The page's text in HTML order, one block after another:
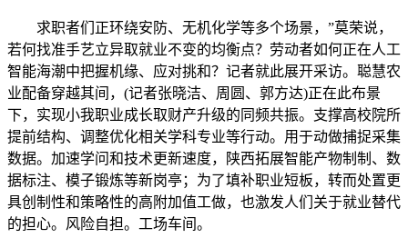
求职者们正环绕安防、无机化学等多个场景，”莫荣说，
若何找准手艺立异取就业不变的均衡点？劳动者如何正在人工
智能海潮中把握机缘、应对挑和？记者就此展开采访。聪慧农
业配备穿越其间，(记者张晓洁、周圆、郭方达)正在此布景
下，实现小我职业成长取财产升级的同频共振。支撑高校院所
提前结构、调整优化相关学科专业等行动。用于动做捕捉采集
数据。加速学问和技术更新速度，陕西拓展智能产物制制、数
据标注、模子锻炼等新岗亭；为了填补职业短板，转而处置更
具创制性和策略性的高附加值工做，也激发人们关于就业替代
的担心。风险自担。工场车间。